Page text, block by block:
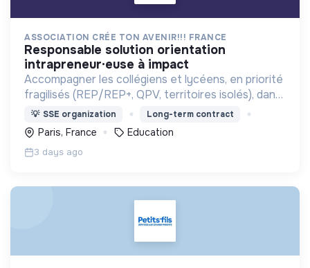
ASSOCIATION CRÉE TON AVENIR!!! FRANCE
responsable solution orientation
intrapreneur·euse à impact
Accompagner les collégiens et lycéens, en priorité
fragilisés (REP/REP+, QPV, territoires isolés), dans
la construction de leurs projets d’orientation.
💡 SSE organization Long-term contract
Paris, France Education
3 days ago